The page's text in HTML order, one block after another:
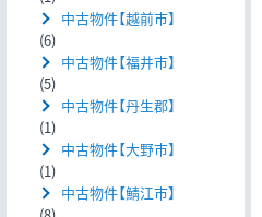
中古物件【越前市】
(6)
中古物件【福井市】
(5)
中古物件【丹生郡】
(1)
中古物件【大野市】
(1)
中古物件【鯖江市】